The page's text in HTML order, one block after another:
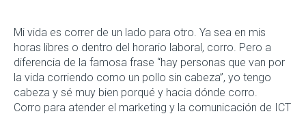
Mi vida es correr de un lado para otro. Ya sea en mis
horas libres o dentro del horario laboral, corro. Pero a
diferencia de la famosa frase “hay personas que van por
la vida corriendo como un pollo sin cabeza”, yo tengo
cabeza y sé muy bien porqué y hacia dónde corro.
Corro para atender el marketing y la comunicación de ICT